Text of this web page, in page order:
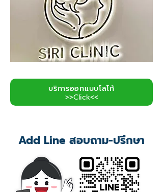
บริการออกแบบโลโก้
>>Click<<
Add Line สอบถาม-ปรึกษา